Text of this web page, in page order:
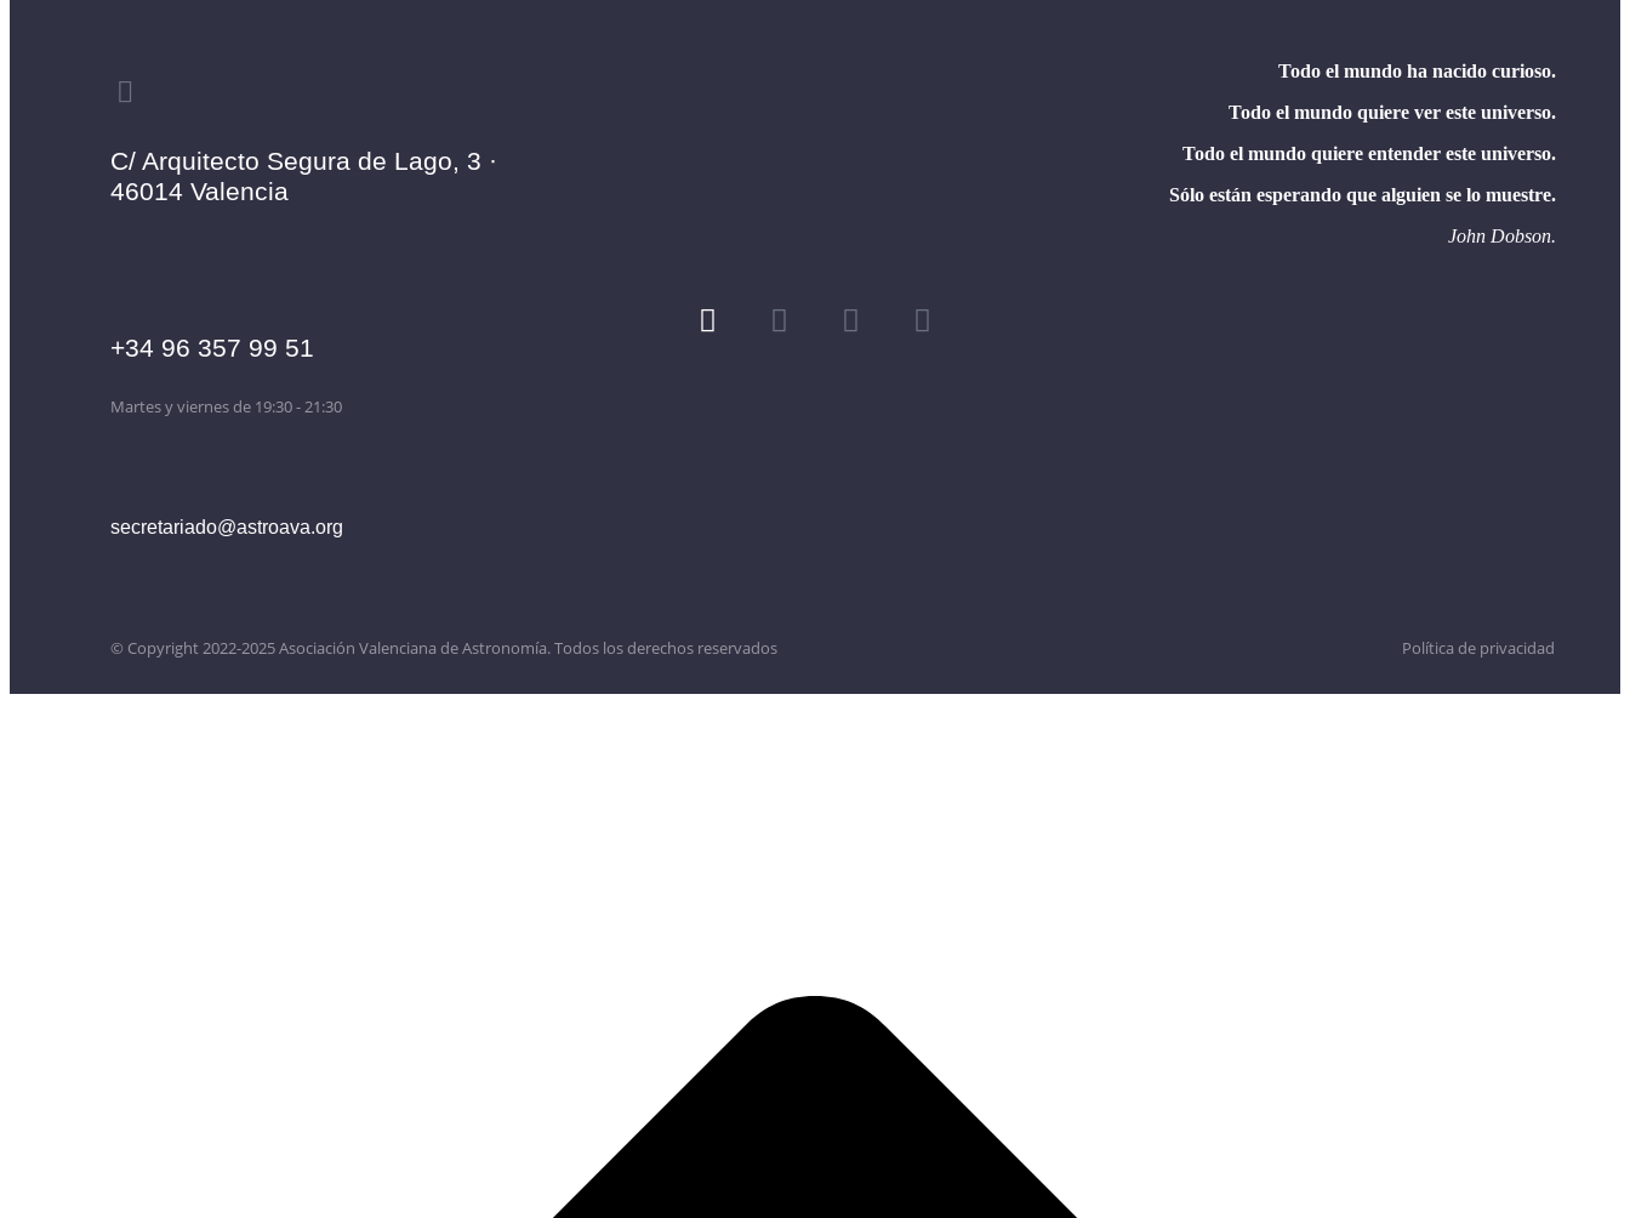
C/ Arquitecto Segura de Lago, 3 ·
46014 Valencia
+34 96 357 99 51
Martes y viernes de 19:30 - 21:30
secretariado@astroava.org
Todo el mundo ha nacido curioso.
Todo el mundo quiere ver este universo.
Todo el mundo quiere entender este universo.
Sólo están esperando que alguien se lo muestre.
John Dobson.
© Copyright 2022-2025 Asociación Valenciana de Astronomía. Todos los derechos reservados Política de privacidad